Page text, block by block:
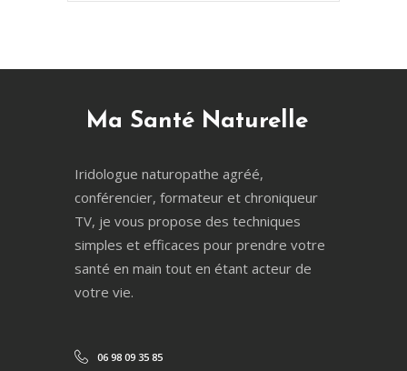
Ma Santé Naturelle
Iridologue naturopathe agréé,
conférencier, formateur et chroniqueur
TV, je vous propose des techniques
simples et efficaces pour prendre votre
santé en main tout en étant acteur de
votre vie.
06 98 09 35 85